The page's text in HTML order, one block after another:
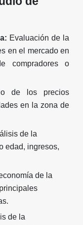
Evaluación de la
en el mercado en
compradores o
de los precios
en la zona de
de la
edad, ingresos,
de la
de la